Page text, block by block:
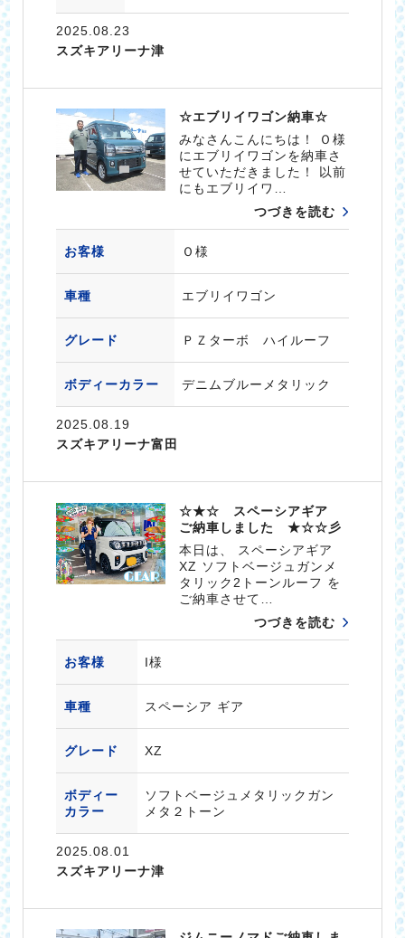
2025.08.23
スズキアリーナ津
☆エブリイワゴン納車☆
みなさんこんにちは！ Ｏ様
にエブリイワゴンを納車さ
せていただきました！ 以前
にもエブリイワ…
つづきを読む
お客様 Ｏ様
車種 エブリイワゴン
グレード ＰＺターボ ハイルーフ
ボディーカラー デニムブルーメタリック
2025.08.19
スズキアリーナ富田
☆★☆ スペーシアギア
ご納車しました ★☆☆彡
本日は、 スペーシアギア
XZ ソフトベージュガンメ
タリック2トーンルーフ を
ご納車させて…
つづきを読む
お客様 I様
車種 スペーシア ギア
グレード XZ
ボディー
カラー
ソフトベージュメタリックガン
メタ２トーン
2025.08.01
スズキアリーナ津